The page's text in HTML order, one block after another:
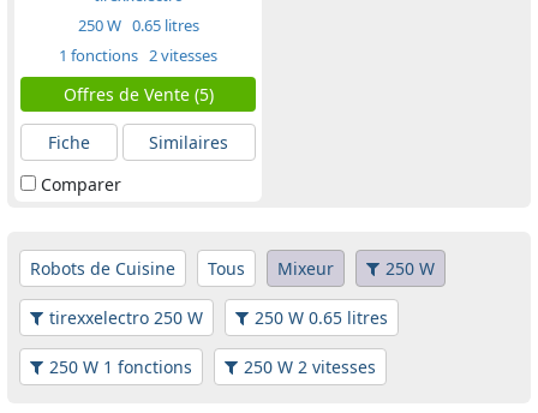
250 W 0.65 litres
1 fonctions 2 vitesses
Offres de Vente (5)
Fiche
Similaires
Comparer
Robots de Cuisine Tous Mixeur 250 W
tirexxelectro 250 W 250 W 0.65 litres
250 W 1 fonctions 250 W 2 vitesses